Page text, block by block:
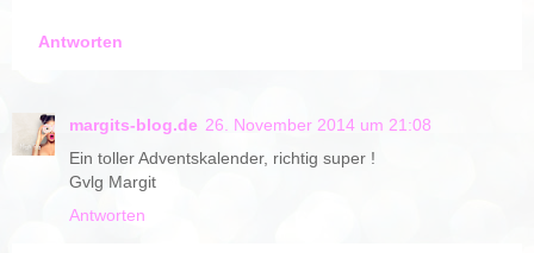
Antworten
margits-blog.de 26. November 2014 um 21:08
Ein toller Adventskalender, richtig super !
Gvlg Margit
Antworten